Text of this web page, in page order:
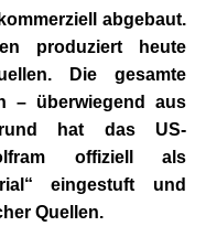
abgebaut.
produziert heute
Die gesamte
– überwiegend aus
hat das US-
offiziell als
eingestuft und
Quellen.